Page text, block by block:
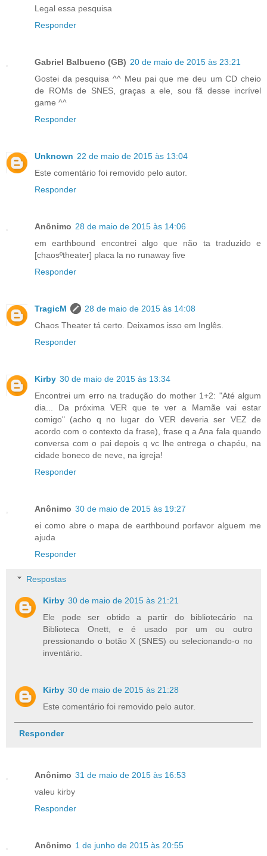
Legal essa pesquisa
Responder
Gabriel Balbueno (GB) 20 de maio de 2015 às 23:21
Gostei da pesquisa ^^ Meu pai que me deu um CD cheio
de ROMs de SNES, graças a ele, sou fã desse incrível
game ^^
Responder
Unknown 22 de maio de 2015 às 13:04
Este comentário foi removido pelo autor.
Responder
Anônimo 28 de maio de 2015 às 14:06
em earthbound encontrei algo que não ta traduzido e
[chaosºtheater] placa la no runaway five
Responder
TragicM
28 de maio de 2015 às 14:08
Chaos Theater tá certo. Deixamos isso em Inglês.
Responder
Kirby 30 de maio de 2015 às 13:34
Encontrei um erro na tradução do mother 1+2: "Até algum
dia... Da próxima VER que te ver a Mamãe vai estar
comigo" (acho q no lugar do VER deveria ser VEZ de
acordo com o contexto da frase), frase q a Ana fala quando
conversa com o pai depois q vc lhe entrega o chapéu, na
cidade boneco de neve, na igreja!
Responder
Anônimo 30 de maio de 2015 às 19:27
ei como abre o mapa de earthbound porfavor alguem me
ajuda
Responder
Respostas
Kirby 30 de maio de 2015 às 21:21
Ele pode ser obtido a partir do bibliotecário na
Biblioteca Onett, e é usado por um ou outro
pressionando o botão X (SNES) ou selecionando-o no
inventário.
Kirby 30 de maio de 2015 às 21:28
Este comentário foi removido pelo autor.
Responder
Anônimo 31 de maio de 2015 às 16:53
valeu kirby
Responder
Anônimo 1 de junho de 2015 às 20:55